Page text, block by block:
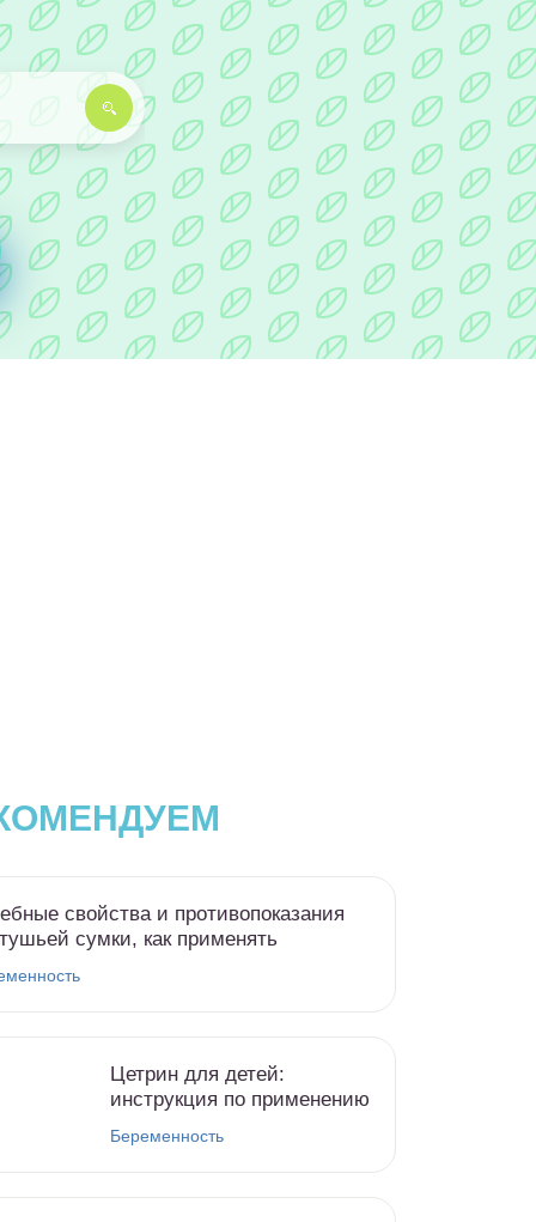
свойства и противопоказания
сумки, как применять
Цетрин для детей:
инструкция по применению
Беременность